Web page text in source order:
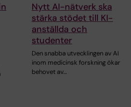
Nytt AI-nätverk ska
stärka stödet till KI-
anställda och
studenter
Den snabba utvecklingen av AI
inom medicinsk forskning ökar
behovet av…